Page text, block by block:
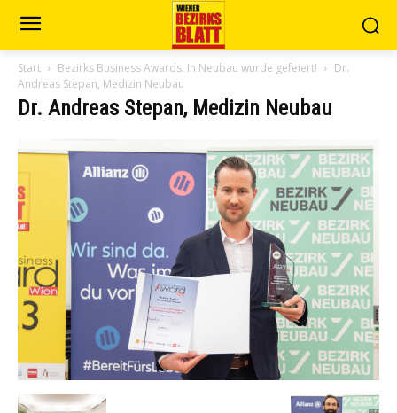
Start Bezirks Business Awards: In Neubau wurde gefeiert!
Dr.
Andreas Stepan, Medizin Neubau
Dr. Andreas Stepan, Medizin Neubau